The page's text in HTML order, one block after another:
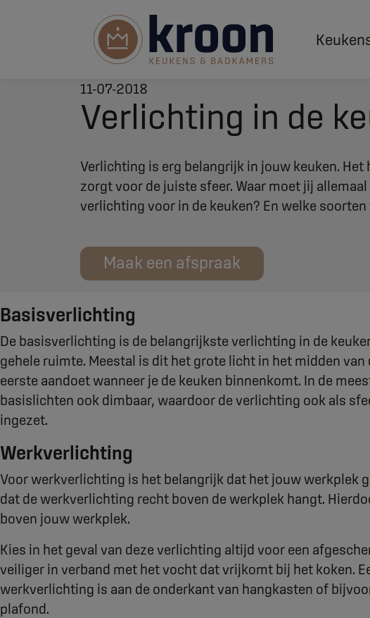
11-07-2018
Verlichting in de
Verlichting is erg belangrijk in jouw keuken.
zorgt voor de juiste sfeer. Waar moet jij
verlichting voor in de keuken? En welke
Maak een afspraak
Basisverlichting
De basisverlichting is de belangrijkste verlichting in de
gehele ruimte. Meestal is dit het grote licht in het midden van
eerste aandoet wanneer je de keuken binnenkomt. In de
basislichten ook dimbaar, waardoor de verlichting ook als
ingezet.
Werkverlichting
Voor werkverlichting is het belangrijk dat het jouw werkplek
dat de werkverlichting recht boven de werkplek hangt.
boven jouw werkplek.
Kies in het geval van deze verlichting altijd voor een
veiliger in verband met het vocht dat vrijkomt bij het koken.
werkverlichting is aan de onderkant van hangkasten of
plafond.